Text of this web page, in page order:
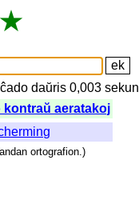
★
daŭris 0,003
kontraŭ aeratakoj
ortografion.)